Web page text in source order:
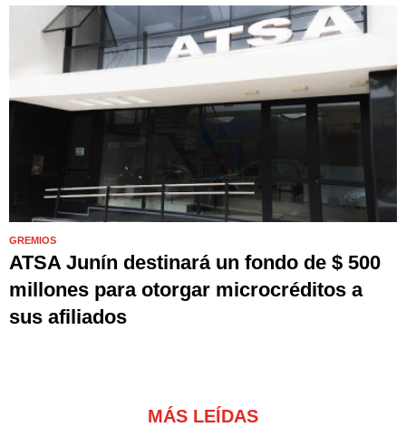
GREMIOS
ATSA Junín destinará un fondo de $ 500
millones para otorgar microcréditos a
sus afiliados
MÁS LEÍDAS